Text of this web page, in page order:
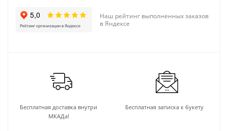
Наш рейтинг выполненных заказов
в Яндексе
Бесплатная доставка внутри
МКАДа!
Бесплатная записка к букету